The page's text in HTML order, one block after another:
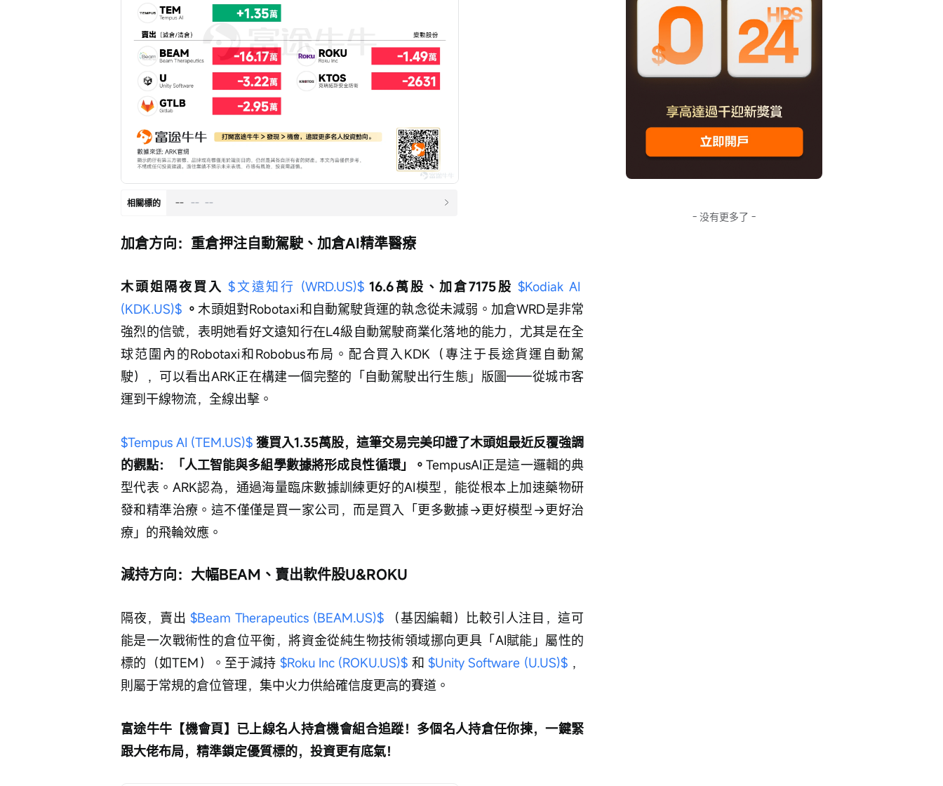
相關標的 -- -- --
加倉方向：重倉押注自動駕駛、加倉AI精準醫療
木頭姐隔夜買入 $文遠知行 (WRD.US)$ 16.6萬股、加倉7175股 $Kodiak AI
(KDK.US)$ 。木頭姐對Robotaxi和自動駕駛貨運的執念從未減弱。加倉WRD是非常
強烈的信號，表明她看好文遠知行在L4級自動駕駛商業化落地的能力，尤其是在全
球范圍內的Robotaxi和Robobus布局。配合買入KDK（專注于長途貨運自動駕
駛），可以看出ARK正在構建一個完整的「自動駕駛出行生態」版圖——從城市客
運到干線物流，全線出擊。
$Tempus AI (TEM.US)$ 獲買入1.35萬股，這筆交易完美印證了木頭姐最近反覆強調
的觀點：「人工智能與多組學數據將形成良性循環」。 TempusAI正是這一邏輯的典
型代表。ARK認為，通過海量臨床數據訓練更好的AI模型，能從根本上加速藥物研
發和精準治療。這不僅僅是買一家公司，而是買入「更多數據→更好模型→更好治
療」的飛輪效應。
減持方向：大幅BEAM、賣出軟件股U&ROKU
隔夜，賣出 $Beam Therapeutics (BEAM.US)$ （基因編輯）比較引人注目，這可
能是一次戰術性的倉位平衡，將資金從純生物技術領域挪向更具「AI賦能」屬性的
標的（如TEM）。至于減持 $Roku Inc (ROKU.US)$ 和 $Unity Software (U.US)$ ，
則屬于常規的倉位管理，集中火力供給確信度更高的賽道。
富途牛牛【機會頁】已上線名人持倉機會組合追蹤！多個名人持倉任你揀，一鍵緊
跟大佬布局，精準鎖定優質標的，投資更有底氣！
- 没有更多了 -